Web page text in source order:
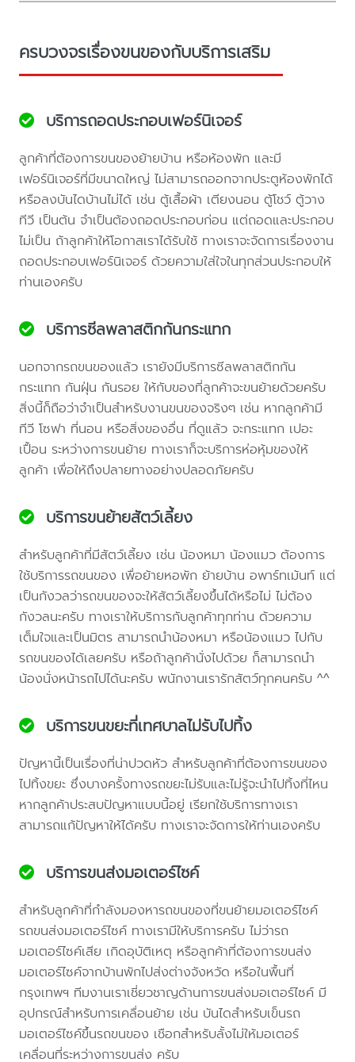
ครบวงจรเรื่องขนของกับบริการเสริม
บริการถอดประกอบเฟอร์นิเจอร์
ลูกค้าที่ต้องการขนของย้ายบ้าน หรือห้องพัก และมี
เฟอร์นิเจอร์ที่มีขนาดใหญ่ ไม่สามารถออกจากประตูห้องพักได้
หรือลงบันไดบ้านไม่ได้ เช่น ตู้เสื้อผ้า เตียงนอน ตู้โชว์ ตู้วาง
ทีวี เป็นต้น จำเป็นต้องถอดประกอบก่อน แต่ถอดและประกอบ
ไม่เป็น ถ้าลูกค้าให้โอกาสเราได้รับใช้ ทางเราจะจัดการเรื่องงาน
ถอดประกอบเฟอร์นิเจอร์ ด้วยความใส่ใจในทุกส่วนประกอบให้
ท่านเองครับ
บริการซีลพลาสติกกันกระแทก
นอกจากรถขนของแล้ว เรายังมีบริการซีลพลาสติกกัน
กระแทก กันฝุ่น กันรอย ให้กับของที่ลูกค้าจะขนย้ายด้วยครับ
สิ่งนี้ก็ถือว่าจำเป็นสำหรับงานขนของจริงๆ เช่น หากลูกค้ามี
ทีวี โซฟา ที่นอน หรือสิ่งของอื่น ที่ดูแล้ว จะกระแทก เปอะ
เปื้อน ระหว่างการขนย้าย ทางเราก็จะบริการห่อหุ้มของให้
ลูกค้า เพื่อให้ถึงปลายทางอย่างปลอดภัยครับ
บริการขนย้ายสัตว์เลี้ยง
สำหรับลูกค้าที่มีสัตว์เลี้ยง เช่น น้องหมา น้องแมว ต้องการ
ใช้บริการรถขนของ เพื่อย้ายหอพัก ย้ายบ้าน อพาร์ทเม้นท์ แต่
เป็นกังวลว่ารถขนของจะให้สัตว์เลี้ยงขึ้นได้หรือไม่ ไม่ต้อง
กังวลนะครับ ทางเราให้บริการกับลูกค้าทุกท่าน ด้วยความ
เต็มใจและเป็นมิตร สามารถนำน้องหมา หรือน้องแมว ไปกับ
รถขนของได้เลยครับ หรือถ้าลูกค้านั่งไปด้วย ก็สามารถนำ
น้องนั่งหน้ารถไปได้นะครับ พนักงานเรารักสัตว์ทุกคนครับ ^^
บริการขนขยะที่เทศบาลไม่รับไปทิ้ง
ปัญหานี้เป็นเรื่องที่น่าปวดหัว สำหรับลูกค้าที่ต้องการขนของ
ไปทิ้งขยะ ซึ่งบางครั้งทางรถขยะไม่รับและไม่รู้จะนำไปทิ้งที่ไหน
หากลูกค้าประสบปัญหาแบบนี้อยู่ เรียกใช้บริการทางเรา
สามารถแก้ปัญหาให้ได้ครับ ทางเราจะจัดการให้ท่านเองครับ
บริการขนส่งมอเตอร์ไซค์
สำหรับลูกค้าที่กำลังมองหารถขนของที่ขนย้ายมอเตอร์ไซค์
รถขนส่งมอเตอร์ไซค์ ทางเรามีให้บริการครับ ไม่ว่ารถ
มอเตอร์ไซค์เสีย เกิดอุบัติเหตุ หรือลูกค้าที่ต้องการขนส่ง
มอเตอร์ไซค์จากบ้านพักไปส่งต่างจังหวัด หรือในพื้นที่
กรุงเทพฯ ทีมงานเราเชี่ยวชาญด้านการขนส่งมอเตอร์ไซค์ มี
อุปกรณ์สำหรับการเคลื่อนย้าย เช่น บันไดสำหรับเข็นรถ
มอเตอร์ไซค์ขึ้นรถขนของ เชือกสำหรับลั้งไม่ให้มอเตอร์
เคลื่อนที่ระหว่างการขนส่ง ครับ